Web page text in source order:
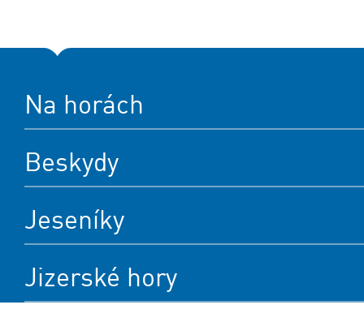
Na horách
Beskydy
Jeseníky
Jizerské hory